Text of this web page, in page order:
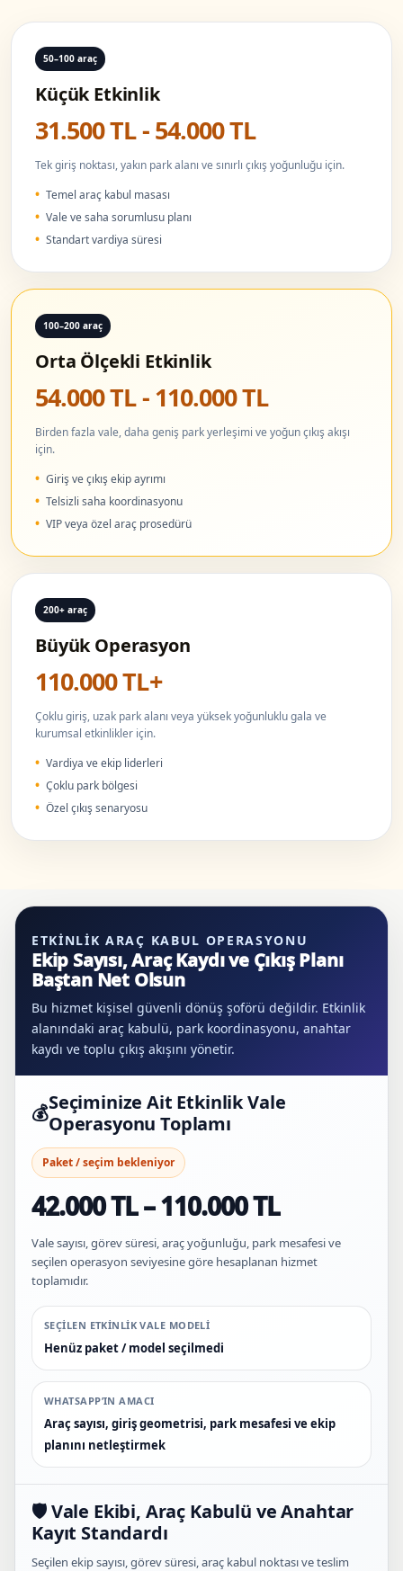
50–100 araç
Küçük Etkinlik
31.500 TL - 54.000 TL
Tek giriş noktası, yakın park alanı ve sınırlı çıkış yoğunluğu için.
Temel araç kabul masası
Vale ve saha sorumlusu planı
Standart vardiya süresi
100–200 araç
Orta Ölçekli Etkinlik
54.000 TL - 110.000 TL
Birden fazla vale, daha geniş park yerleşimi ve yoğun çıkış akışı
için.
Giriş ve çıkış ekip ayrımı
Telsizli saha koordinasyonu
VIP veya özel araç prosedürü
200+ araç
Büyük Operasyon
110.000 TL+
Çoklu giriş, uzak park alanı veya yüksek yoğunluklu gala ve
kurumsal etkinlikler için.
Vardiya ve ekip liderleri
Çoklu park bölgesi
Özel çıkış senaryosu
ETKINLIK ARAÇ KABUL OPERASYONU
Ekip Sayısı, Araç Kaydı ve Çıkış Planı
Baştan Net Olsun
Bu hizmet kişisel güvenli dönüş şoförü değildir. Etkinlik
alanındaki araç kabulü, park koordinasyonu, anahtar
kaydı ve toplu çıkış akışını yönetir.
💰Seçiminize Ait Etkinlik Vale
Operasyonu Toplamı
Paket / seçim bekleniyor
42.000 TL – 110.000 TL
Vale sayısı, görev süresi, araç yoğunluğu, park mesafesi ve
seçilen operasyon seviyesine göre hesaplanan hizmet
toplamıdır.
SEÇILEN ETKINLIK VALE MODELI
Henüz paket / model seçilmedi
WHATSAPP’IN AMACI
Araç sayısı, giriş geometrisi, park mesafesi ve ekip
planını netleştirmek
🛡️ Vale Ekibi, Araç Kabulü ve Anahtar
Kayıt Standardı
Seçilen ekip sayısı, görev süresi, araç kabul noktası ve teslim